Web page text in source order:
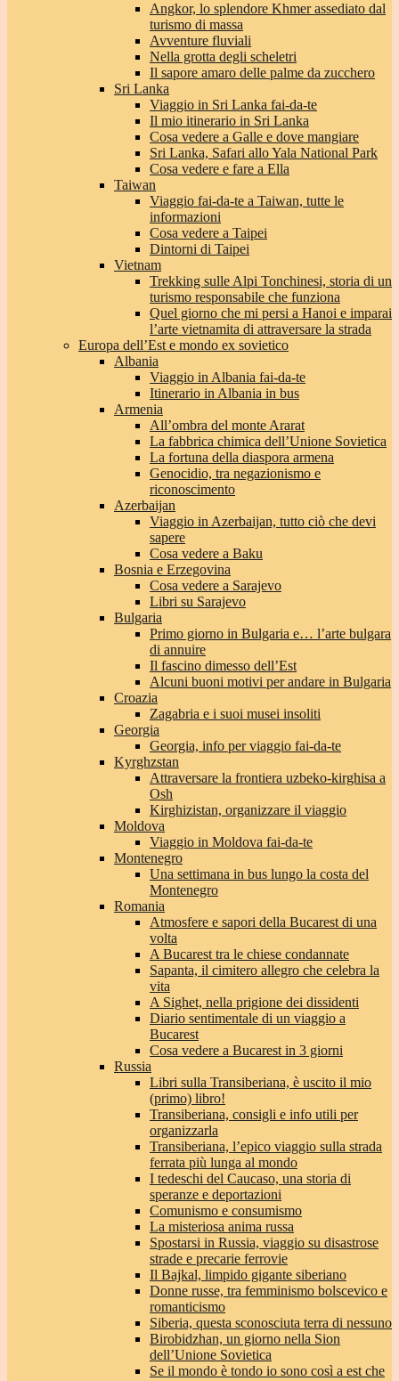
Angkor, lo splendore Khmer assediato dal
turismo di massa
Avventure fluviali
Nella grotta degli scheletri
Il sapore amaro delle palme da zucchero
Sri Lanka
Viaggio in Sri Lanka fai-da-te
Il mio itinerario in Sri Lanka
Cosa vedere a Galle e dove mangiare
Sri Lanka, Safari allo Yala National Park
Cosa vedere e fare a Ella
Taiwan
Viaggio fai-da-te a Taiwan, tutte le
informazioni
Cosa vedere a Taipei
Dintorni di Taipei
Vietnam
Trekking sulle Alpi Tonchinesi, storia di un
turismo responsabile che funziona
Quel giorno che mi persi a Hanoi e imparai
l’arte vietnamita di attraversare la strada
Europa dell’Est e mondo ex sovietico
Albania
Viaggio in Albania fai-da-te
Itinerario in Albania in bus
Armenia
All’ombra del monte Ararat
La fabbrica chimica dell’Unione Sovietica
La fortuna della diaspora armena
Genocidio, tra negazionismo e
riconoscimento
Azerbaijan
Viaggio in Azerbaijan, tutto ciò che devi
sapere
Cosa vedere a Baku
Bosnia e Erzegovina
Cosa vedere a Sarajevo
Libri su Sarajevo
Bulgaria
Primo giorno in Bulgaria e… l’arte bulgara
di annuire
Il fascino dimesso dell’Est
Alcuni buoni motivi per andare in Bulgaria
Croazia
Zagabria e i suoi musei insoliti
Georgia
Georgia, info per viaggio fai-da-te
Kyrghzstan
Attraversare la frontiera uzbeko-kirghisa a
Osh
Kirghizistan, organizzare il viaggio
Moldova
Viaggio in Moldova fai-da-te
Montenegro
Una settimana in bus lungo la costa del
Montenegro
Romania
Atmosfere e sapori della Bucarest di una
volta
A Bucarest tra le chiese condannate
Sapanta, il cimitero allegro che celebra la
vita
A Sighet, nella prigione dei dissidenti
Diario sentimentale di un viaggio a
Bucarest
Cosa vedere a Bucarest in 3 giorni
Russia
Libri sulla Transiberiana, è uscito il mio
(primo) libro!
Transiberiana, consigli e info utili per
organizzarla
Transiberiana, l’epico viaggio sulla strada
ferrata più lunga al mondo
I tedeschi del Caucaso, una storia di
speranze e deportazioni
Comunismo e consumismo
La misteriosa anima russa
Spostarsi in Russia, viaggio su disastrose
strade e precarie ferrovie
Il Bajkal, limpido gigante siberiano
Donne russe, tra femminismo bolscevico e
romanticismo
Siberia, questa sconosciuta terra di nessuno
Birobidzhan, un giorno nella Sion
dell’Unione Sovietica
Se il mondo è tondo io sono così a est che